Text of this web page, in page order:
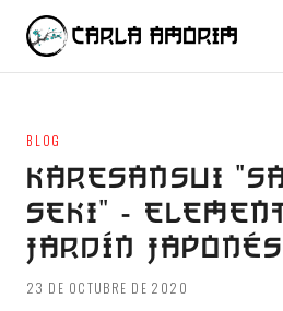
BLOG
KARESANSUI
SEKI" -
JARDÍN JAPONÉS
23 DE OCTUBRE DE 2020